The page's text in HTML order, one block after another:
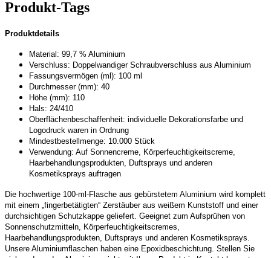
Produkt-Tags
Produktdetails
Material: 99,7 % Aluminium
Verschluss: Doppelwandiger Schraubverschluss aus Aluminium
Fassungsvermögen (ml): 100 ml
Durchmesser (mm): 40
Höhe (mm): 110
Hals: 24/410
Oberflächenbeschaffenheit: individuelle Dekorationsfarbe und
Logodruck waren in Ordnung
Mindestbestellmenge: 10.000 Stück
Verwendung: Auf Sonnencreme, Körperfeuchtigkeitscreme,
Haarbehandlungsprodukten, Duftsprays und anderen
Kosmetiksprays auftragen
Die hochwertige 100-ml-Flasche aus gebürstetem Aluminium wird komplett
mit einem „fingerbetätigten“ Zerstäuber aus weißem Kunststoff und einer
durchsichtigen Schutzkappe geliefert. Geeignet zum Aufsprühen von
Sonnenschutzmitteln, Körperfeuchtigkeitscremes,
Haarbehandlungsprodukten, Duftsprays und anderen Kosmetiksprays.
Unsere Aluminiumflaschen haben eine Epoxidbeschichtung. Stellen Sie